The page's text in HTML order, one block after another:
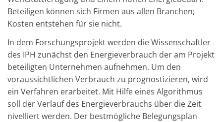
Beteiligen können sich Firmen aus allen Branchen;
Kosten entstehen für sie nicht.
In dem Forschungsprojekt werden die Wissenschaftler
des IPH zunächst den Energieverbrauch der am Projekt
beteiligten Unternehmen aufnehmen. Um den
voraussichtlichen Verbrauch zu prognostizieren, wird
ein Verfahren erarbeitet. Mit Hilfe eines Algorithmus
soll der Verlauf des Energieverbrauchs über die Zeit
nivelliert werden. Der bestmögliche Belegungsplan